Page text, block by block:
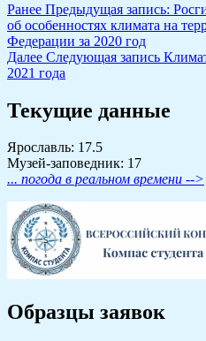
Ранее Предыдущая запись:
об особенностях климата на
Федерации за 2020 год
Далее Следующая запись
2021 года
Текущие данные
Ярославль: 17.5
Музей-заповедник: 17
... погода в реальном времени -->
Образцы заявок